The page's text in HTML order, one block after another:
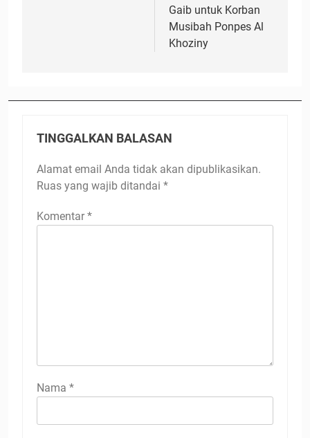
Gaib untuk Korban
Musibah Ponpes Al
Khoziny
TINGGALKAN BALASAN
Alamat email Anda tidak akan dipublikasikan.
Ruas yang wajib ditandai *
Komentar *
Nama *